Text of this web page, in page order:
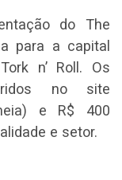
do The
para a capital
n’ Roll. Os
no site
e R$ 400
e setor.